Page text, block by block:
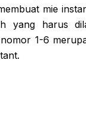
mie
yang harus
1-6